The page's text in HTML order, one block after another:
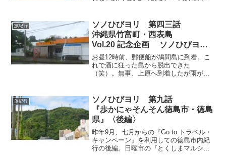
と、当然のことながら「平家」の足跡に
もなる。今回紹介する旅・『平氏滅亡の
旅へ』の前編、京都から神戸福原、そし
て香川の屋島へ続く。
旅紀行
ソノひびヨリ 第四三話
沖縄県竹富町・西表島
Vol.20 記念企画 ソノひびヨリ×
やいま道行
『リベンジ！ 冬の西表島。』
＜最終回＞
お昼12時前、郵便船が鳩間島に到着。こ
れで酒に狂った島から脱出できた
（笑）。無事、上原へ到着したが雨が強
ちろん、昼食に名物「八重山そば」を食
べるのだけど、そこには大切な大切な旅
の目的があるのです。
旅紀行
ソノひびヨリ 第九話
『歩かにゃそんそん徳島市・徳島
県』〈後編〉
昨年9月、七月からの『Go to トラベル・
キャンペーン』を利用しての徳島市内紀
行の後編。日曜市の『とくしまマルシ